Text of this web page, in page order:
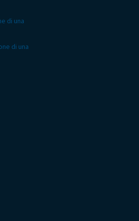
di una
di una